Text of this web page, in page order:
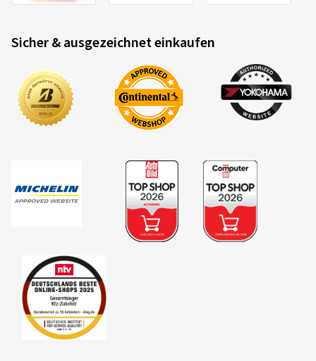
Sicher & ausgezeichnet einkaufen